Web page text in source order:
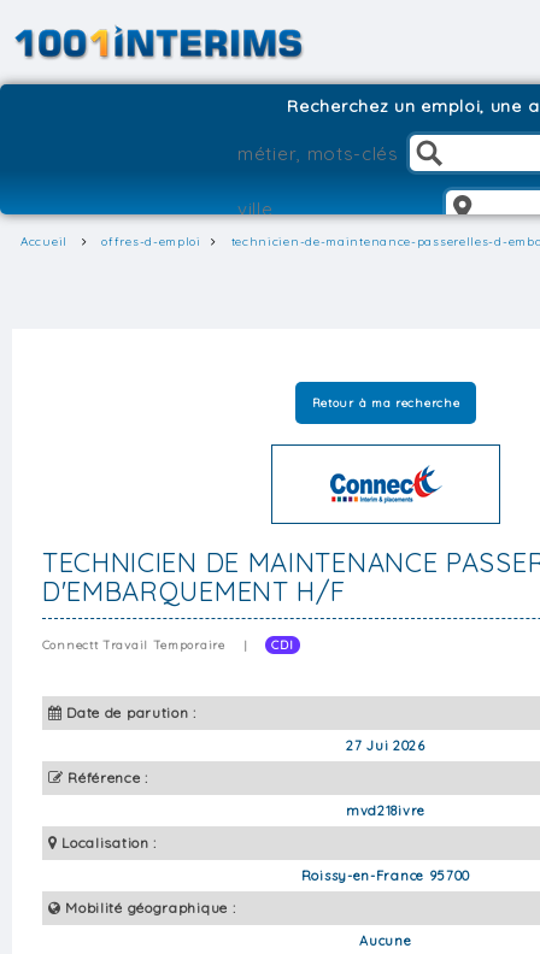
Recherchez un emploi, une
Accueil offres-d-emploi technicien-de-maintenance-passerelles-d-
Retour à ma recherche
TECHNICIEN DE MAINTENANCE
D'EMBARQUEMENT H/F
Connectt Travail Temporaire | CDI
Date de parution :
27 Jui 2026
Référence :
mvd218ivre
Localisation :
Roissy-en-France 95700
Mobilité géographique :
Aucune